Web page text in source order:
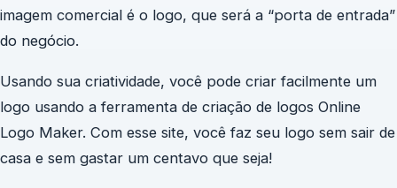
imagem comercial é o logo, que será a “porta de entrada”
do negócio.
Usando sua criatividade, você pode criar facilmente um
logo usando a ferramenta de criação de logos Online
Logo Maker. Com esse site, você faz seu logo sem sair de
casa e sem gastar um centavo que seja!